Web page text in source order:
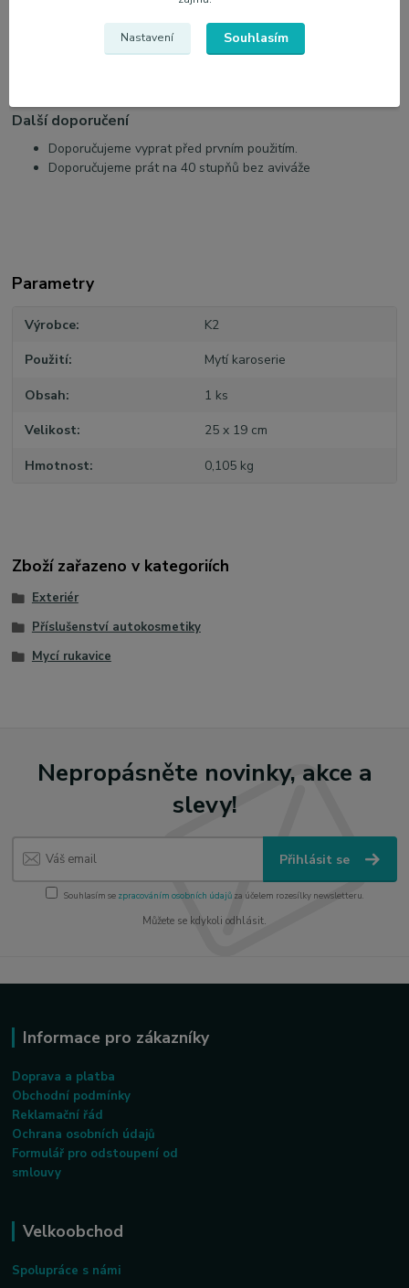
mikrovlákno, třásně 0,5 cm
Další doporučení
Doporučujeme vyprat před prvním použitím.
Doporučujeme prát na 40 stupňů bez aviváže
Parametry
Výrobce K2
Použití Mytí karoserie
Obsah 1 ks
Velikost 25 x 19 cm
Hmotnost 0,105 kg
Zboží zařazeno v kategoriích
Exteriér
Příslušenství autokosmetiky
Mycí rukavice
Nepropásněte novinky, akce a
slevy!
Přihlásit se
Souhlasím se zpracováním osobních údajůza účelem rozesílky newsletteru.
Můžete se kdykoli odhlásit.
Informace pro zákazníky
Doprava a platba
Obchodní podmínky
Reklamační řád
Ochrana osobních údajů
Formulář pro odstoupení od
smlouvy
Velkoobchod
Spolupráce s námi
Nastavení Souhlasím